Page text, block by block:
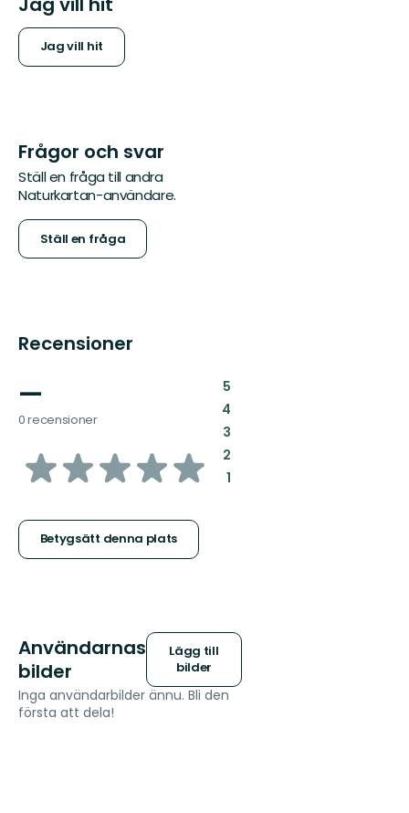
Jag vill hit
Frågor och svar
Ställ en fråga till andra
Naturkartan-användare.
Ställ en fråga
Recensioner
—
0 recensioner
av
stjärnor
Betygsätt denna plats
5:
4:
3:
2:
1:
Användarnas
bilder
Lägg till
bilder
Inga användarbilder ännu. Bli den
första att dela!